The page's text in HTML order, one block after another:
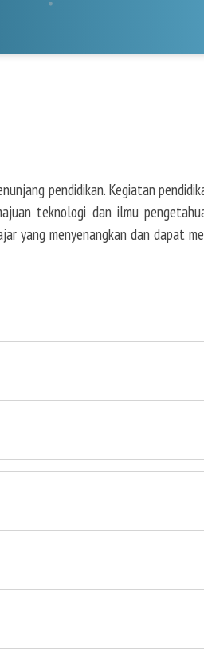
pendidikan. Kegiatan
teknologi dan ilmu
yang menyenangkan dan dapat